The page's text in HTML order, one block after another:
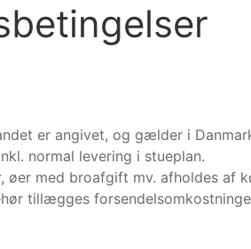
er angivet, og gælder i
normal levering i stueplan.
med broafgift mv. afholdes af
tillægges